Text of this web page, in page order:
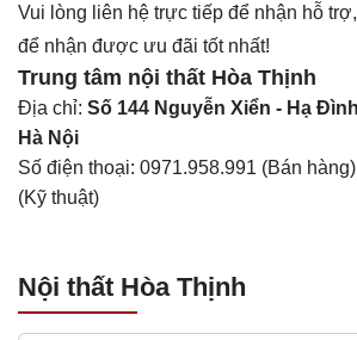
Vui lòng liên hệ trực tiếp để nhận hỗ
để nhận được ưu đãi tốt nhất!
Trung tâm nội thất Hòa Thịnh
Địa chỉ: Số 144 Nguyễn Xiển - Hạ
Hà Nội
Số điện thoại: 0971.958.991 (Bán
(Kỹ thuật)
Nội thất Hòa Thịnh